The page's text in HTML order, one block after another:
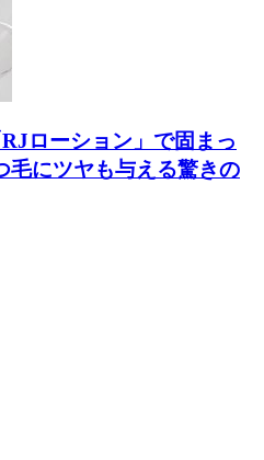
ローション」で固まっ
毛にツヤも与える驚きの